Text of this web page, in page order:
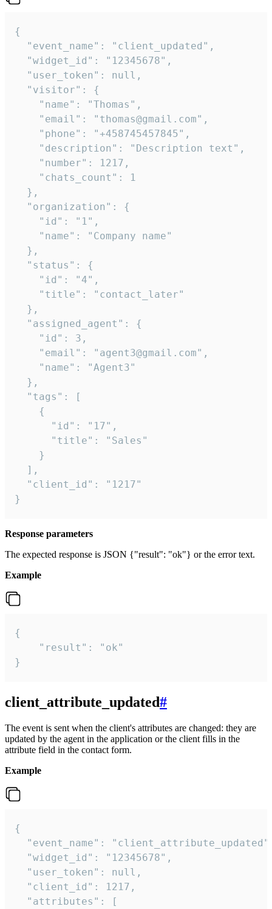
{
  "event_name": "client_updated",
  "widget_id": "12345678",
  "user_token": null,
  "visitor": {
    "name": "Thomas",
    "email": "thomas@gmail.com",
    "phone": "+458745457845",
    "description": "Description text",
    "number": 1217,
    "chats_count": 1
  },
  "organization": {
    "id": "1",
    "name": "Company name"
  },
  "status": {
    "id": "4",
    "title": "contact_later"
  },
  "assigned_agent": {
    "id": 3,
    "email": "agent3@gmail.com",
    "name": "Agent3"
  },
  "tags": [
    {
      "id": "17",
      "title": "Sales"
    }
  ],
  "client_id": "1217"
}
Response parameters
The expected response is JSON {"result": "ok"} or the error text.
Example
{
    "result": "ok"
}
client_attribute_updated#
The event is sent when the client's attributes are changed: they are
updated by the agent in the application or the client fills in the
attribute field in the contact form.
Example
{
"event_name":
  "widget_id": "12345678",
  "user_token": null,
  "client_id": 1217,
  "attributes": [